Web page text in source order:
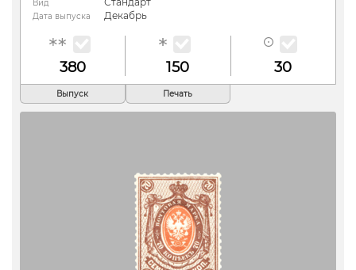
Вид
Дата выпуска Декабрь
380 150 30
Выпуск Печать